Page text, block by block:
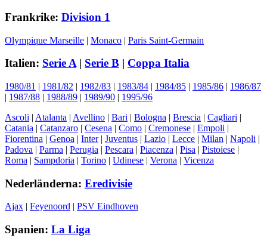
Frankrike: Division 1
Olympique Marseille | Monaco | Paris Saint-Germain
Italien: Serie A| Serie B | Coppa Italia
1980/81 | 1981/82 | 1982/83 | 1983/84 | 1984/85 | 1985/86 | 1986/87
| 1987/88 | 1988/89 | 1989/90 | 1995/96
Ascoli | Atalanta | Avellino | Bari | Bologna | Brescia | Cagliari |
Catania | Catanzaro | Cesena | Como | Cremonese | Empoli |
Fiorentina | Genoa | Inter| Juventus | Lazio | Lecce | Milan | Napoli |
Padova | Parma | Perugia | Pescara | Piacenza | Pisa | Pistoiese |
Roma | Sampdoria | Torino | Udinese | Verona | Vicenza
Nederländerna: Eredivisie
Ajax | Feyenoord | PSV Eindhoven
Spanien: La Liga